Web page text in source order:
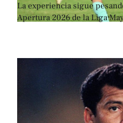
La experiencia sigue
Apertura 2026 de la Liga